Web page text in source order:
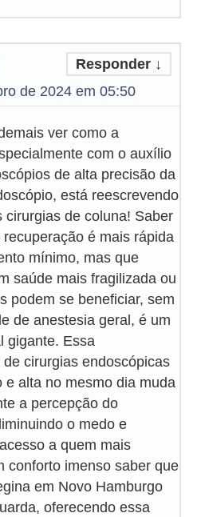
de 2024 em 05:50
Responder ↓
ver como a
com o auxílio
de alta precisão da
está reescrevendo
cirurgias de coluna! Saber
é mais rápida
mínimo, mas que
saúde mais fragilizada ou
podem se beneficiar, sem
de anestesia geral, é um
gigante. Essa
cirurgias endoscópicas
e alta no mesmo dia muda
a percepção do
o medo e
a quem mais
conforto imenso saber que
em Novo Hamburgo
oferecendo essa